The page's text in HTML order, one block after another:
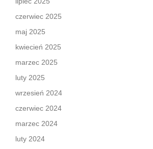
czerwiec 2025
maj 2025
kwiecień 2025
marzec 2025
luty 2025
wrzesień 2024
czerwiec 2024
marzec 2024
luty 2024